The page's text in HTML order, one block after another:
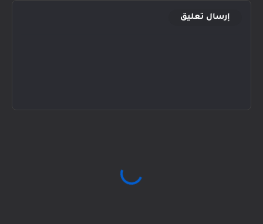
إرسال تعليق